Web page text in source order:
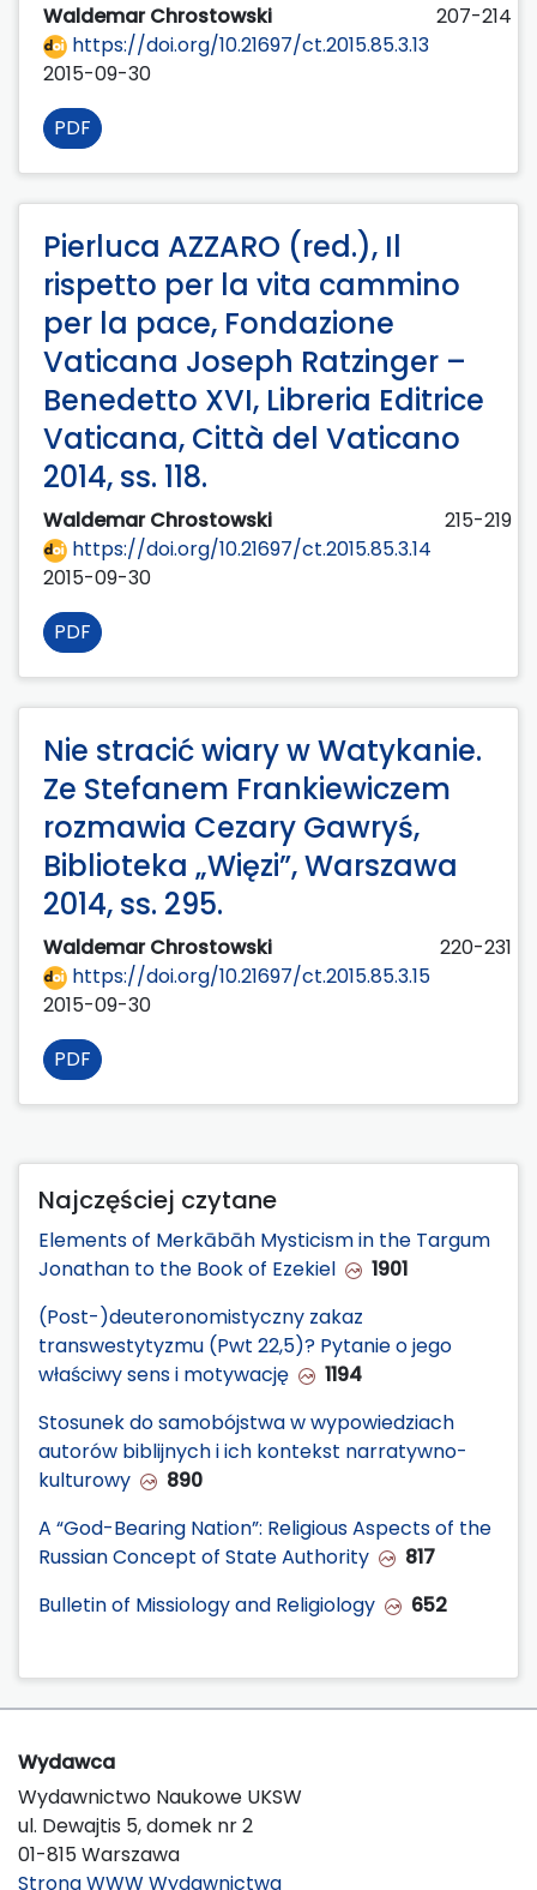
Waldemar Chrostowski
207-214
https://doi.org/10.21697/ct.2015.85.3.13
2015-09-30
PDF
Pierluca AZZARO (red.), Il
rispetto per la vita cammino
per la pace, Fondazione
Vaticana Joseph Ratzinger –
Benedetto XVI, Libreria Editrice
Vaticana, Città del Vaticano
2014, ss. 118.
Waldemar Chrostowski
215-219
https://doi.org/10.21697/ct.2015.85.3.14
2015-09-30
PDF
Nie stracić wiary w Watykanie.
Ze Stefanem Frankiewiczem
rozmawia Cezary Gawryś,
Biblioteka „Więzi”, Warszawa
2014, ss. 295.
Waldemar Chrostowski
220-231
https://doi.org/10.21697/ct.2015.85.3.15
2015-09-30
PDF
Najczęściej czytane
Elements of Merkābāh Mysticism in the Targum
Jonathan to the Book of Ezekiel
1901
(Post-)deuteronomistyczny zakaz
transwestytyzmu (Pwt 22,5)? Pytanie o jego
właściwy sens i motywację
1194
Stosunek do samobójstwa w wypowiedziach
autorów biblijnych i ich kontekst narratywno-
kulturowy
890
A “God-Bearing Nation”: Religious Aspects of the
Russian Concept of State Authority
817
Bulletin of Missiology and Religiology
652
Wydawca
Wydawnictwo Naukowe UKSW
ul. Dewajtis 5, domek nr 2
01-815 Warszawa
Strona WWW Wydawnictwa